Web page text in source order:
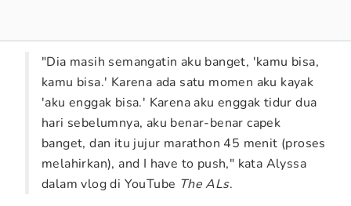
"Dia masih semangatin aku banget, 'kamu bisa,
kamu bisa.' Karena ada satu momen aku kayak
'aku enggak bisa.' Karena aku enggak tidur dua
hari sebelumnya, aku benar-benar capek
banget, dan itu jujur marathon 45 menit (proses
melahirkan), and I have to push," kata Alyssa
dalam vlog di YouTube The ALs.